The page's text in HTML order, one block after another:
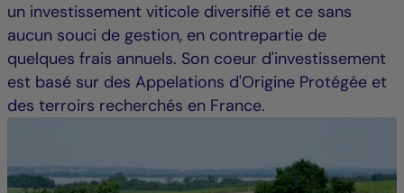
un investissement viticole diversifié et ce sans
aucun souci de gestion, en contrepartie de
quelques frais annuels. Son coeur d'investissement
est basé sur des Appelations d'Origine Protégée et
des terroirs recherchés en France.